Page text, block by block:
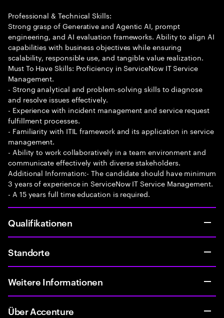
Professional & Technical Skills:
Strong grasp of Generative and Agentic AI, prompt
engineering, and AI evaluation frameworks. Ability to align AI
capabilities with business objectives while ensuring
scalability, responsible use, and tangible value realization.
Must To Have Skills: Proficiency in ServiceNow IT Service
Management.
- Strong analytical and problem-solving skills to diagnose
and resolve issues effectively.
- Experience with incident management and service request
fulfillment processes.
- Familiarity with ITIL framework and its application in service
management.
- Ability to work collaboratively in a team environment and
communicate effectively with diverse stakeholders.
Additional Information:- The candidate should have minimum
3 years of experience in ServiceNow IT Service Management.
- A 15 years full time education is required.
Qualifikationen
Standorte
Weitere Informationen
Über Accenture